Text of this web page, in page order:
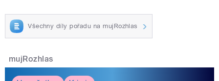
Všechny díly pořadu na mujRozhlas
mujRozhlas